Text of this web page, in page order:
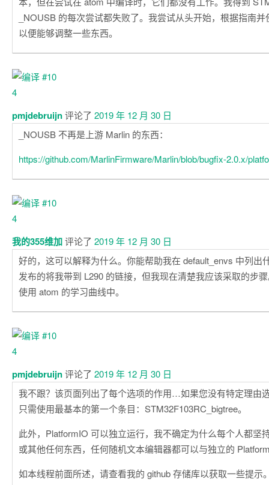
_NOUSB 的每次尝试都失败了。我尝试从头开始，根据指南
以便能够调整一些东西。
pmjdebruijn评论了 2019 年 12 月 30 日
_NOUSB 不再是上游 Marlin 的东西：
https://github.com/MarlinFirmware/Marlin/blob/bugfix-2.0.x/
我的355维加评论了 2019 年 12 月 30 日
好的，这可以解释为什么。你能帮助我在 default_envs 中列出
发布的将我带到 L290 的链接，但我现在清楚我应该采取的步
使用 atom 的学习曲线中。
pmjdebruijn评论了 2019 年 12 月 30 日
我不跟？该页面列出了每个选项的作用…如果您没有特定理由
只需使用最基本的第一个条目：STM32F103RC_bigtree。
此外，PlatformIO 可以独立运行，我不确定为什么每个人都坚
或其他任何东西，任何随机文本编辑器都可以与独立的
如本线程前面所述，请查看我的 github 存储库以获取一些提示